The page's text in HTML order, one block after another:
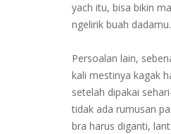
yach itu, bisa bikin
ngelirik buah
Persoalan lain,
kali mestinya kagak
setelah dipakai
tidak ada rumusan
bra harus diganti,